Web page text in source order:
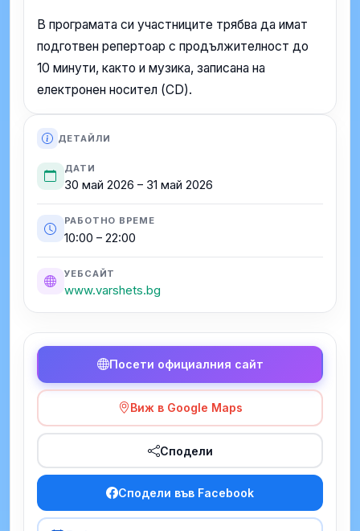
В програмата си участниците трябва да имат
подготвен репертоар с продължителност до
10 минути, както и музика, записана на
електронен носител (CD).
ДЕТАЙЛИ
ДАТИ
30 май 2026 – 31 май 2026
РАБОТНО ВРЕМЕ
10:00 – 22:00
УЕБСАЙТ
www.varshets.bg
Посети официалния сайт
Виж в Google Maps
Сподели
Сподели във Facebook